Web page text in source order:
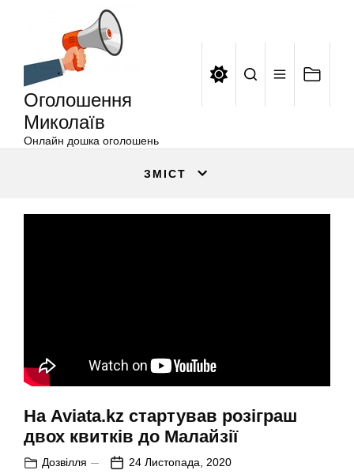
Оголошення
Миколаїв
Онлайн дошка оголошень
ЗМІСТ
На Aviata.kz стартував розіграш
двох квитків до Малайзії
Дозвілля 24 Листопада, 2020